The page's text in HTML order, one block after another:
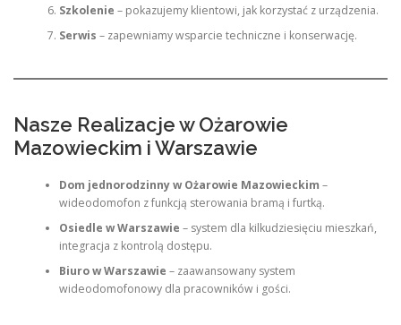
Szkolenie – pokazujemy klientowi, jak korzystać z urządzenia.
Serwis – zapewniamy wsparcie techniczne i konserwację.
Nasze Realizacje w Ożarowie
Mazowieckim i Warszawie
Dom jednorodzinny w Ożarowie Mazowieckim –
wideodomofon z funkcją sterowania bramą i furtką.
Osiedle w Warszawie – system dla kilkudziesięciu mieszkań,
integracja z kontrolą dostępu.
Biuro w Warszawie – zaawansowany system
wideodomofonowy dla pracowników i gości.